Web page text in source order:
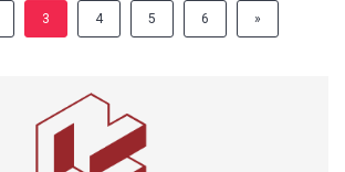
3 4 5 6 »